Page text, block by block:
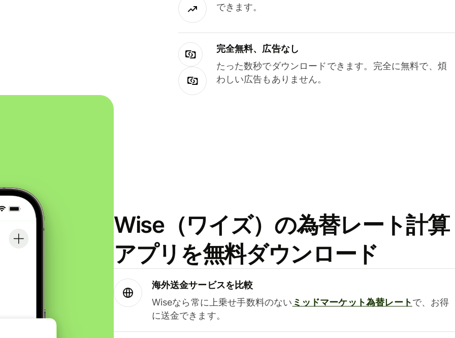
できます。
完全無料、広告なし
たった数秒でダウンロードできます。完全に無料で、煩
わしい広告もありません。
Wise（ワイズ）の為替レート計算
アプリを無料ダウンロード
海外送金サービスを比較
Wiseなら常に上乗せ手数料のない ミッドマーケット為替レートで、お得
に送金できます。